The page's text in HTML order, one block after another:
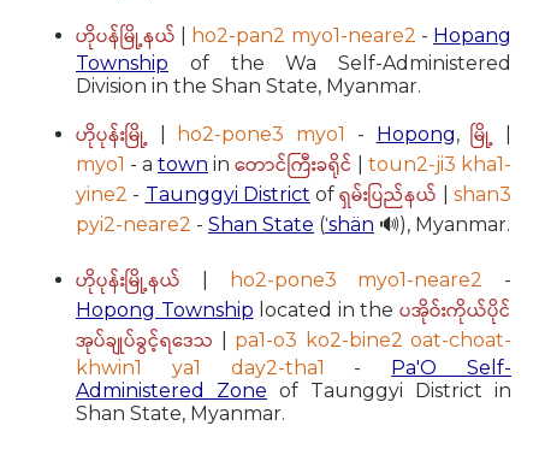
ဟိုပန်မြို့နယ် ho2-pan2 myo1-neare2 - Hopang
Township of the Wa Self-Administered
Division in the Shan State, Myanmar.
ဟိုပုန်းမြို့ ho2-pone3 myo1 - Hopong,မြို့
myo1 - a town in တောင်ကြီးခရိုင်
toun2-ji3 kha1-
yine2 - Taunggyi District ofရှမ်းပြည်နယ် |shan3
pyi2-neare2 - Shan State (ˈshän 🔊), Myanmar.
ဟိုပုန်းမြို့နယ် ho2-pone3 myo1-neare2
-
Hopong Township located in theပအိုဝ်းကိုယ်ပိုင်
အုပ်ချုပ်ခွင့်ရဒေသ
pa1-o3 ko2-bine2 oat-choat-
khwin1 ya1 day2-tha1 - Pa'O Self-
Administered Zone of Taunggyi District in
Shan State, Myanmar.